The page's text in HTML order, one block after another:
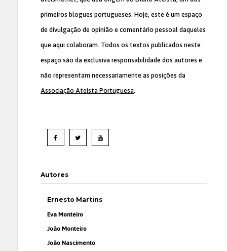
primeiros blogues portugueses. Hoje, este é um espaço
de divulgação de opinião e comentário pessoal daqueles
que aqui colaboram. Todos os textos publicados neste
espaço são da exclusiva responsabilidade dos autores e
não representam necessariamente as posições da
Associação Ateísta Portuguesa.
Autores
Ernesto Martins
Eva Monteiro
João Monteiro
João Nascimento